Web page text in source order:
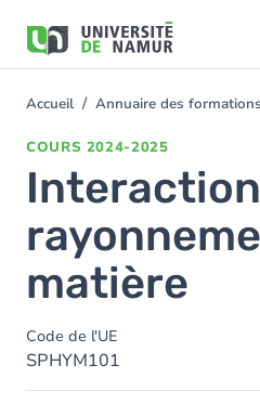
contenu
You
Accueil Annuaire des formations
COURS 2024-2025
Interaction
matière
Code de l'UE
SPHYM101